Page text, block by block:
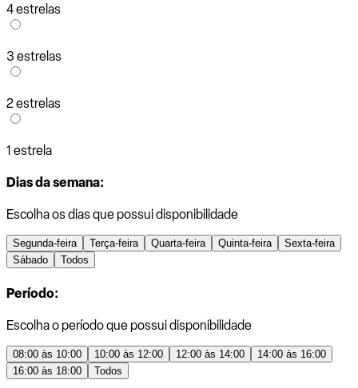
4 estrelas
3 estrelas
2 estrelas
1 estrela
Dias da semana:
Escolha os dias que possui disponibilidade
Segunda-feira Terça-feira Quarta-feira Quinta-feira
Sexta-feira
Sábado
Todos
Período:
Escolha o período que possui disponibilidade
08:00 às 10:00 10:00 às 12:00 12:00 às 14:00
14:00 às 16:00
16:00 às 18:00
Todos